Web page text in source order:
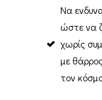
Να
ώστε να
χωρίς
με
τον